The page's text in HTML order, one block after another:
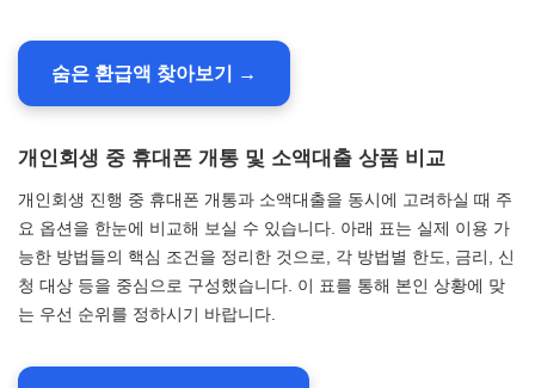
숨은 환급액 찾아보기 →
개인회생 중 휴대폰 개통 및 소액대출 상품 비교
개인회생 진행 중 휴대폰 개통과 소액대출을 동시에 고려하실 때 주
요 옵션을 한눈에 비교해 보실 수 있습니다. 아래 표는 실제 이용 가
능한 방법들의 핵심 조건을 정리한 것으로, 각 방법별 한도, 금리, 신
청 대상 등을 중심으로 구성했습니다. 이 표를 통해 본인 상황에 맞
는 우선 순위를 정하시기 바랍니다.